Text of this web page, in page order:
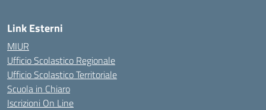
Link Esterni
MIUR
Ufficio Scolastico Regionale
Ufficio Scolastico Territoriale
Scuola in Chiaro
Iscrizioni On Line